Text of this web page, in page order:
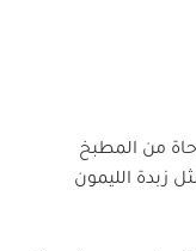
من المطبخ
زبدة الليمون